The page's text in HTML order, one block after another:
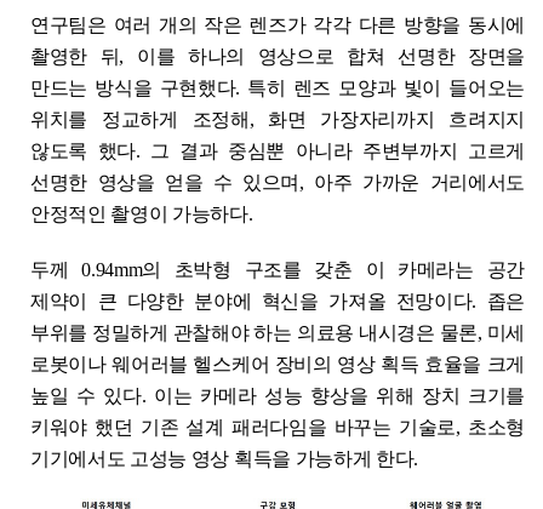
연구팀은 여러 개의 작은 렌즈가 각각 다른 방향을 동시에
촬영한 뒤, 이를 하나의 영상으로 합쳐 선명한 장면을
만드는 방식을 구현했다. 특히 렌즈 모양과 빛이 들어오는
위치를 정교하게 조정해, 화면 가장자리까지 흐려지지
않도록 했다. 그 결과 중심뿐 아니라 주변부까지 고르게
선명한 영상을 얻을 수 있으며, 아주 가까운 거리에서도
안정적인 촬영이 가능하다.
두께 0.94mm의 초박형 구조를 갖춘 이 카메라는 공간
제약이 큰 다양한 분야에 혁신을 가져올 전망이다. 좁은
부위를 정밀하게 관찰해야 하는 의료용 내시경은 물론, 미세
로봇이나 웨어러블 헬스케어 장비의 영상 획득 효율을 크게
높일 수 있다. 이는 카메라 성능 향상을 위해 장치 크기를
키워야 했던 기존 설계 패러다임을 바꾸는 기술로, 초소형
기기에서도 고성능 영상 획득을 가능하게 한다.